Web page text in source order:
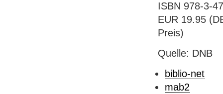
ISBN 978-3-
EUR 19.95
Preis)
Quelle: DNB
biblio-net
mab2